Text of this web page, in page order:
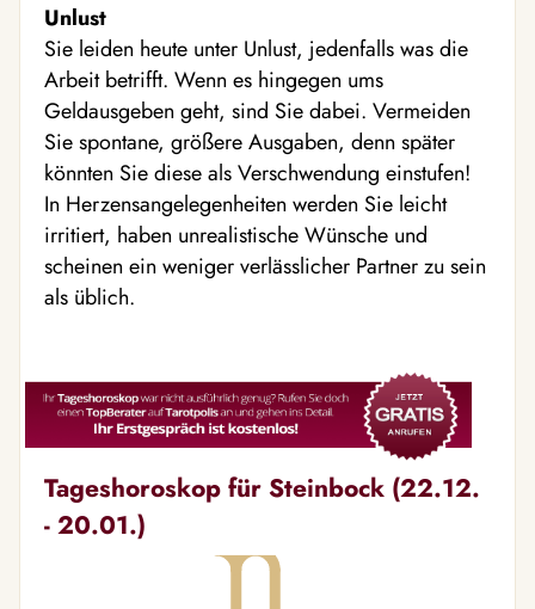
Unlust
Sie leiden heute unter Unlust, jedenfalls was die
Arbeit betrifft. Wenn es hingegen ums
Geldausgeben geht, sind Sie dabei. Vermeiden
Sie spontane, größere Ausgaben, denn später
könnten Sie diese als Verschwendung einstufen!
In Herzensangelegenheiten werden Sie leicht
irritiert, haben unrealistische Wünsche und
scheinen ein weniger verlässlicher Partner zu sein
als üblich.
Tageshoroskop für Steinbock (22.12.
- 20.01.)